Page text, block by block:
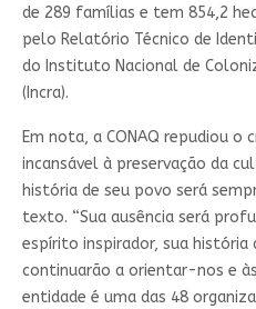
de 289 famílias e tem 854,2
pelo Relatório Técnico de
do Instituto Nacional de
(Incra).
Em nota, a CONAQ repudiou o
incansável à preservação da
história de seu povo será
texto. “Sua ausência será
espírito inspirador, sua história
continuarão a orientar-nos e
entidade é uma das 48